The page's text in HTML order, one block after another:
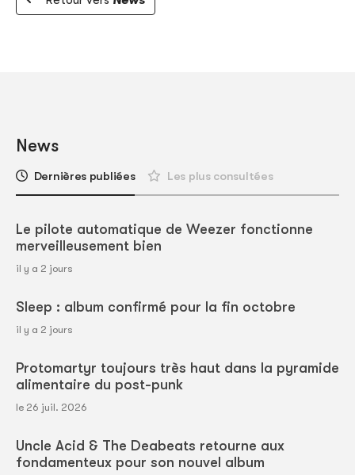
News
Dernières publiées Les plus consultées
Le pilote automatique de Weezer fonctionne
merveilleusement bien
il y a 2 jours
Sleep : album confirmé pour la fin octobre
il y a 2 jours
Protomartyr toujours très haut dans la pyramide
alimentaire du post-punk
le 26 juil. 2026
Uncle Acid & The Deabeats retourne aux
fondamenteux pour son nouvel album